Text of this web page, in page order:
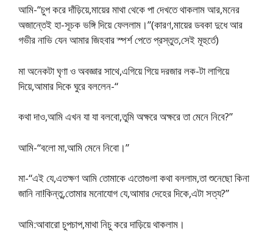
আমি-“চুপ করে দাঁড়িয়ে,মায়ের মাথা থেকে পা দেখতে থাকলাম আর,মনের
অজান্তেই হা-সূচক ভঙ্গি দিয়ে ফেললাম।”(কারণ,মায়ের ডবকা দুধে আর
গভীর নাভি যেন আমার জিহবার স্পর্শ পেতে প্রস্তুত,সেই মূহুর্তে)
মা অনেকটা ঘৃণা ও অবজ্ঞার সাথে,এগিয়ে গিয়ে দরজার লক-টা লাগিয়ে
দিয়ে,আমার দিকে ঘুরে বললেন-“
কথা দাও,আমি এখন যা যা বলবো,তুমি অক্ষরে অক্ষরে তা মেনে নিবে?”
আমি-“বলো মা,আমি মেনে নিবো।”
মা-“এই যে,এতক্ষণ আমি তোমাকে এতোগুলা কথা বললাম,তা শুনেছো কিনা
জানি না!কিন্তু,তোমার মনোযোগ যে,আমার দেহের দিকে,এটা সত্য?”
আমি:আবারো চুপচাপ,মাথা নিচু করে দাড়িয়ে থাকলাম।